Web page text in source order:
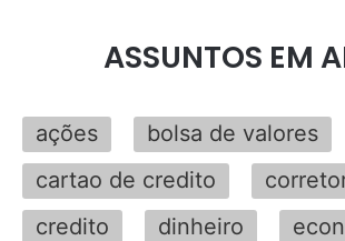
ASSUNTOS EM
ações
bolsa de valores
cartao de credito
credito
dinheiro